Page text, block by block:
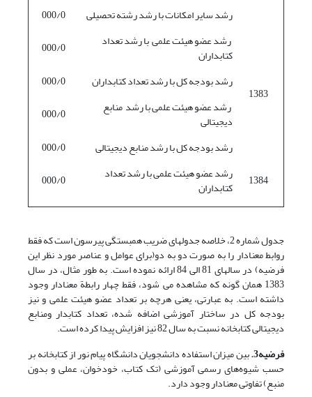
رشد سایر امکانات با رشد رشته تحصیلی
000/0
1383
رشد عضو هیئت علمی با رشد تعداد
کتابداران
000/0
رشد بودجه کل با رشد تعداد کتابداران
000/0
رشد عضو هیئت علمی با رشد منابع
دیجیتالی
000/0
رشد بودجه کل با رشد منابع دیجیتالی
000/0
1384
رشد عضو هیئت علمی با رشد تعداد
کتابداران 000/0
جدول شماره 2، خلاصه جدولهای ضریب همبستگی پیرسون است که فقط
روابط معنادار را به صورت دو به دو(برای عوامل و عناصر مورد نظر این
فرضیه) در سالهای 81 الی 84 ارائه نموده است. به طور مثال، در سال
1383 همان گونه که مشاهده می شود، فقط چهار رابطة معنادار وجود
داشته است. به عبارتی، یعنی هرچه بر تعداد عضو هیئت علمی و نیز
بودجه کل در ساختار آموزشی اضافه شده، تعداد کتابدار ومنابع
دیجیتالی کتابخانه نسبت به سال 82 نیز افزایش پیدا کرده است.
فرضیه3. بین میزان استفاده دانشجویان دانشگاه پیام نور از کتابخانه بر
حسب شیوه‌های رسمی آموزشی (تک کتاب، خودخوان، عملی و بدون
منبع) تفاوتی معنادار وجود دارد.